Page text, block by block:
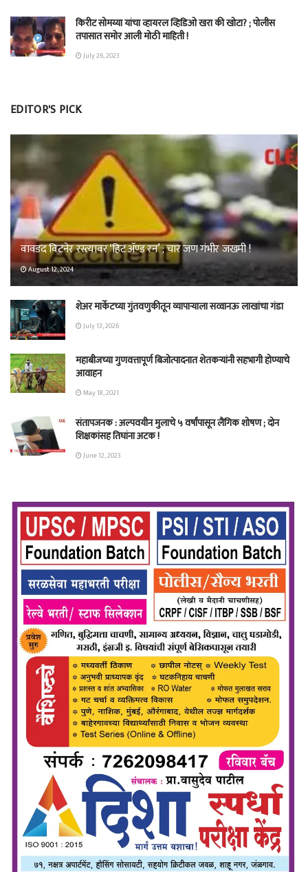
किरीट सोमय्या यांचा व्हायरल व्हिडिओ खरा की खोटा? ; पोलीस
तपासात समोर आली मोठी माहिती !
July 26, 2023
EDITOR'S PICK
वावडद विटनेर रस्त्यावर ‘हिट ॲण्ड रन’ ; चार जण गंभीर जखमी !
August 12, 2024
शेअर मार्केटच्या गुंतवणुकीतून व्यापाऱ्याला सव्वानऊ लाखांचा गंडा
July 13, 2026
महाबीजच्या गुणवत्तापूर्ण बिजोत्पादनात शेतकऱ्यांनी सहभागी होण्याचे
आवाहन
May 18, 2021
संतापजनक : अल्पवयीन मुलाचे ५ वर्षांपासून लैंगिक शोषण ; दोन
शिक्षकांसह तिघांना अटक !
June 12, 2023